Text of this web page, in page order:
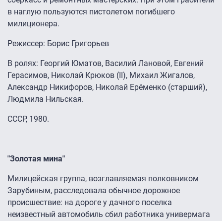
в наглую пользуются пистолетом погибшего
милиционера.
Режиссер: Борис Григорьев
В ролях: Георгий Юматов, Василий Лановой, Евгений
Герасимов, Николай Крюков (II), Михаил Жигалов,
Александр Никифоров, Николай Ерёменко (старший),
Людмила Нильская.
СССР, 1980.
"Золотая мина"
Милицейская группа, возглавляемая полковником
Зарубиным, расследовала обычное дорожное
происшествие: на дороге у дачного поселка
неизвестный автомобиль сбил работника универмага